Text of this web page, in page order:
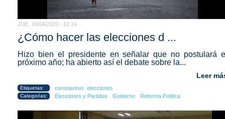
JUE, 16/04/2020 - 12:16
¿Cómo hacer las elecciones d ...
Hizo bien el presidente en señalar que no postulará
próximo año; ha abierto así el debate sobre la...
Leer
Etiquetas: coronavirus elecciones
Categorías: Elecciones y Partidos Gobierno Reforma Política